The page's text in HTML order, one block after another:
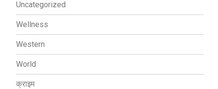
Uncategorized
Wellness
Western
World
क्राइम